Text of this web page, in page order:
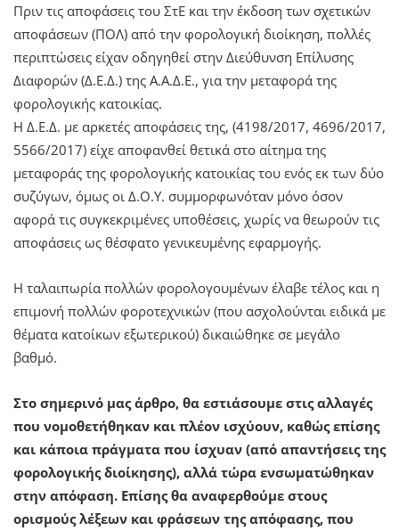
Πριν τις αποφάσεις του ΣτΕ και την έκδοση των σχετικών
αποφάσεων (ΠΟΛ) από την φορολογική διοίκηση, πολλές
περιπτώσεις είχαν οδηγηθεί στην Διεύθυνση Επίλυσης
Διαφορών (Δ.Ε.Δ.) της Α.Α.Δ.Ε., για την μεταφορά της
φορολογικής κατοικίας.
Η Δ.Ε.Δ. με αρκετές αποφάσεις της, (4198/2017, 4696/2017,
5566/2017) είχε αποφανθεί θετικά στο αίτημα της
μεταφοράς της φορολογικής κατοικίας του ενός εκ των δύο
συζύγων, όμως οι Δ.Ο.Υ. συμμορφωνόταν μόνο όσον
αφορά τις συγκεκριμένες υποθέσεις, χωρίς να θεωρούν τις
αποφάσεις ως θέσφατο γενικευμένης εφαρμογής.
Η ταλαιπωρία πολλών φορολογουμένων έλαβε τέλος και η
επιμονή πολλών φοροτεχνικών (που ασχολούνται ειδικά με
θέματα κατοίκων εξωτερικού) δικαιώθηκε σε μεγάλο
βαθμό.
Στο σημερινό μας άρθρο, θα εστιάσουμε στις αλλαγές
που νομοθετήθηκαν και πλέον ισχύουν, καθώς επίσης
και κάποια πράγματα που ίσχυαν (από απαντήσεις της
φορολογικής διοίκησης), αλλά τώρα ενσωματώθηκαν
στην απόφαση. Επίσης θα αναφερθούμε στους
ορισμούς λέξεων και φράσεων της απόφασης, που